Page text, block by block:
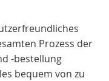
Prozess der
-bestellung
bequem von zu